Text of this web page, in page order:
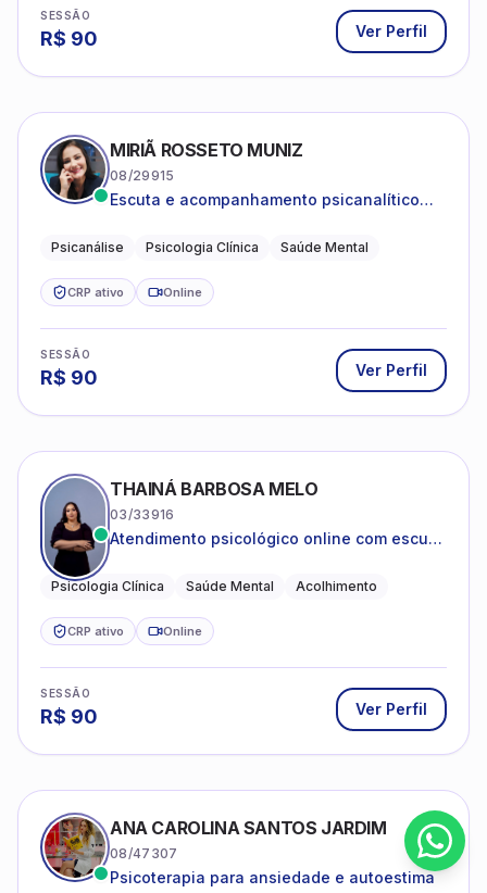
SESSÃO
R$ 90 Ver Perfil
MIRIÃ ROSSETO MUNIZ
08/29915
Escuta e acompanhamento psicanalítico
Psicanálise Psicologia Clínica Saúde Mental
CRP ativo Online
SESSÃO
R$ 90 Ver Perfil
THAINÁ BARBOSA MELO
03/33916
Atendimento psicológico online com escuta
emocional
Psicologia Clínica Saúde Mental Acolhimento
CRP ativo Online
SESSÃO
R$ 90 Ver Perfil
ANA CAROLINA SANTOS JARDIM
08/47307
Psicoterapia para ansiedade e autoestima